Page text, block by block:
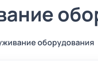
оборудования